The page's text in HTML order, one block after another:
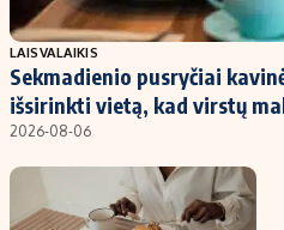
Populiarios temos
Investavimas
Akcijų rinka
Saulės elektrinės
Kriptovaliutos
LAISVALAIKIS
Sekmadienio pusryčiai
išsirinkti vietą, kad virstų
2026-08-06